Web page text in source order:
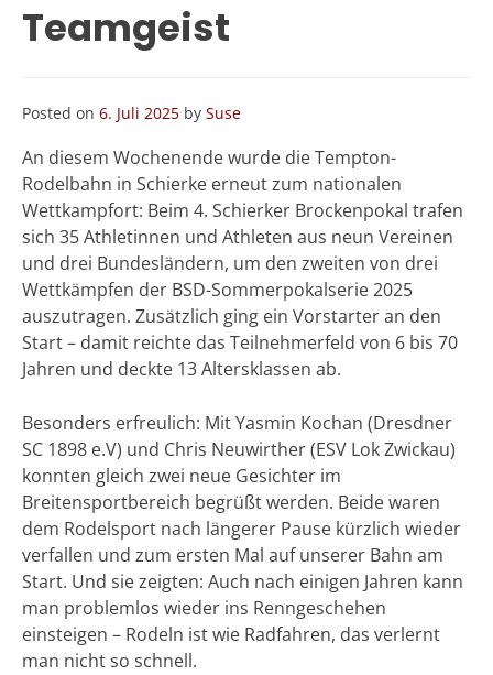
Teamgeist
Posted on 6. Juli 2025 by Suse
An diesem Wochenende wurde die Tempton-
Rodelbahn in Schierke erneut zum nationalen
Wettkampfort: Beim 4. Schierker Brockenpokal trafen
sich 35 Athletinnen und Athleten aus neun Vereinen
und drei Bundesländern, um den zweiten von drei
Wettkämpfen der BSD-Sommerpokalserie 2025
auszutragen. Zusätzlich ging ein Vorstarter an den
Start – damit reichte das Teilnehmerfeld von 6 bis 70
Jahren und deckte 13 Altersklassen ab.
Besonders erfreulich: Mit Yasmin Kochan (Dresdner
SC 1898 e.V) und Chris Neuwirther (ESV Lok Zwickau)
konnten gleich zwei neue Gesichter im
Breitensportbereich begrüßt werden. Beide waren
dem Rodelsport nach längerer Pause kürzlich wieder
verfallen und zum ersten Mal auf unserer Bahn am
Start. Und sie zeigten: Auch nach einigen Jahren kann
man problemlos wieder ins Renngeschehen
einsteigen – Rodeln ist wie Radfahren, das verlernt
man nicht so schnell.